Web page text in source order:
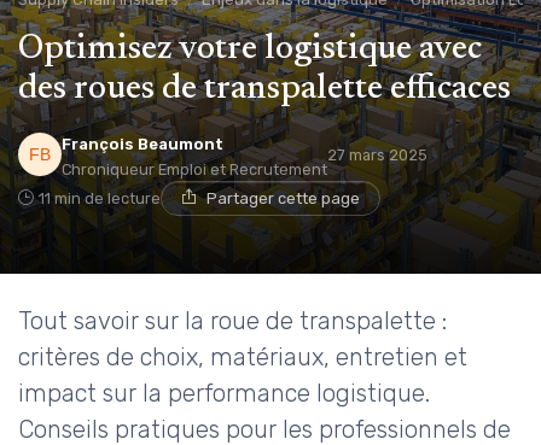
Optimisez votre logistique avec
des roues de transpalette efficaces
François Beaumont
Chroniqueur Emploi et Recrutement
27 mars 2025
11 min de lecture Partager cette page
Tout savoir sur la roue de transpalette :
critères de choix, matériaux, entretien et
impact sur la performance logistique.
Conseils pratiques pour les professionnels de